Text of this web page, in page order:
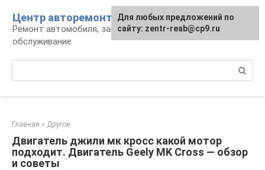
контенту
Центр авторемонта
Ремонт автомобиля, запчасти и
обслуживание
Главная » Другое
Двигатель джили мк кросс какой мотор
подходит. Двигатель Geely MK Cross — обзор
и советы
Для любых предложений по
сайту: zentr-reab@cp9.ru